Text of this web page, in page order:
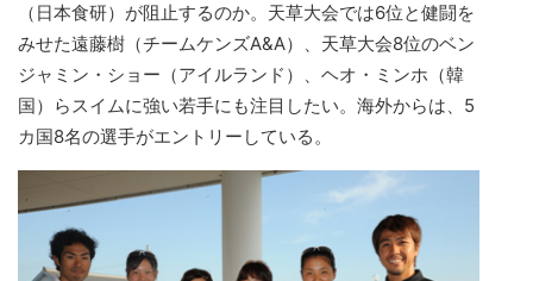
（日本食研）が阻止するのか。天草大会では6位と健闘を
みせた遠藤樹（チームケンズA&A）、天草大会8位のベン
ジャミン・ショー（アイルランド）、ヘオ・ミンホ（韓
国）らスイムに強い若手にも注目したい。海外からは、5
カ国8名の選手がエントリーしている。